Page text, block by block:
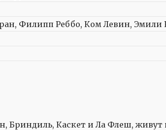
Филипп Реббо, Ком Левин, Эмили
Бриндиль, Каскет и Ла Флеш, живут